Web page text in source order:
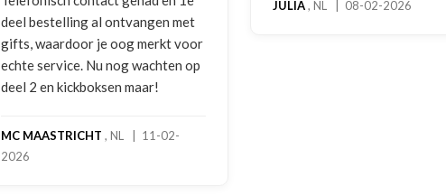
deel bestelling al ontvangen met
gifts, waardoor je oog merkt voor
echte service. Nu nog wachten op
deel 2 en kickboksen maar!
MC MAASTRICHT , NL | 11-02-
2026
JULIA, NL | 08-02-2026